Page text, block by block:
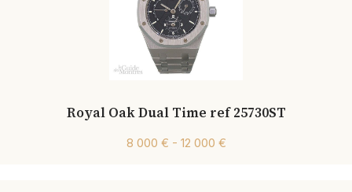
Royal Oak Dual Time ref 25730ST
8 000 € - 12 000 €